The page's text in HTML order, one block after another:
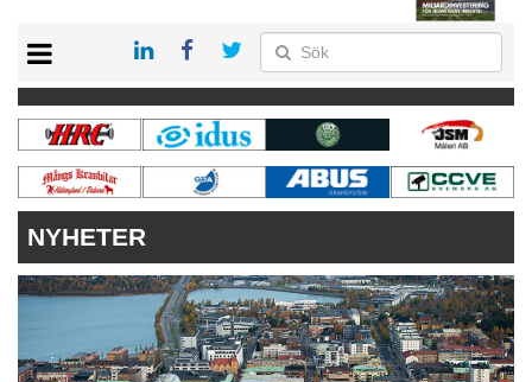
KONTAKT
VÅRA ANDRA MAGASIN
PRENUMERERA
ANNONSERA
NYHETER